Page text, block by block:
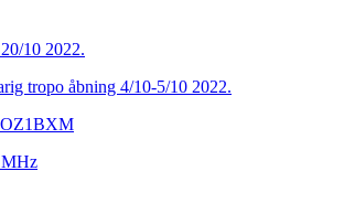
10 2022.
tropo åbning 4/10-5/10 2022.
OZ1BXM
MHz